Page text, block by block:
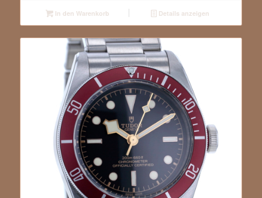
In den Warenkorb Details anzeigen